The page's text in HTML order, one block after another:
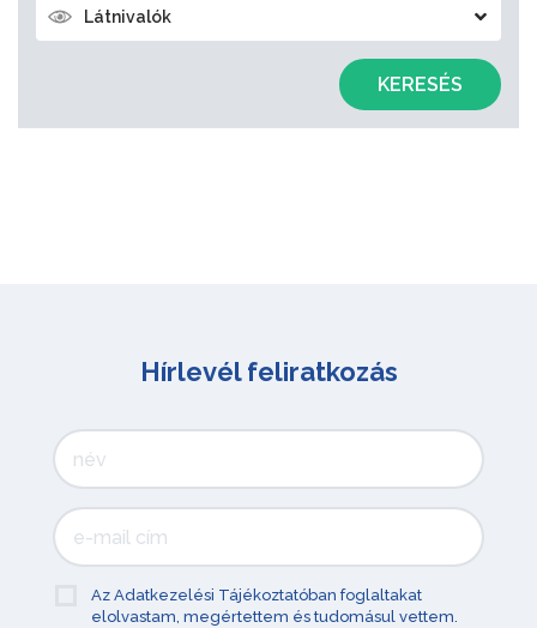
Látnivalók
KERESÉS
Hírlevél feliratkozás
Az Adatkezelési Tájékoztatóban foglaltakat
elolvastam, megértettem és tudomásul vettem.